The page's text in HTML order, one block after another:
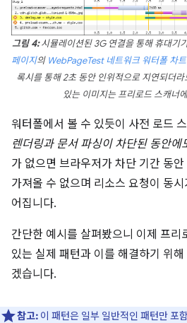
그림 4:시뮬레이션된 3G 연결을 통해 휴대기
페이지의 WebPageTest 네트워크 워터폴 차트
록시를 통해 2초 동안 인위적으로 지연되더
있는 이미지는 프리로드 스캐너
워터폴에서 볼 수 있듯이 사전 로드
렌더링과 문서 파싱이 차단된 동안에
가 없으면 브라우저가 차단 기간 동
가져올 수 없으며 리소스 요청이 동
어집니다.
간단한 예시를 살펴봤으니 이제 프리
있는 실제 패턴과 이를 해결하기 위
겠습니다.
참고: 이 패턴은 일부 일반적인 패턴만 포